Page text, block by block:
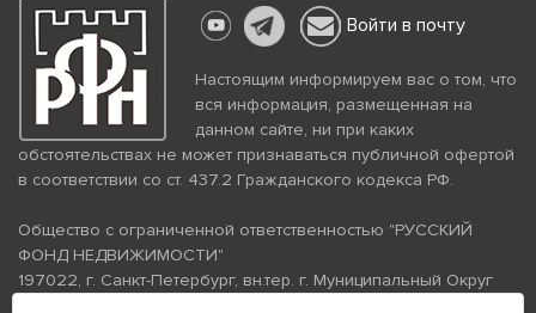
Войти в почту
Настоящим информируем вас о том, что
вся информация, размещенная на
данном сайте, ни при каких
обстоятельствах не может признаваться публичной офертой
в соответствии со ст. 437.2 Гражданского кодекса РФ.
Общество с ограниченной ответственностью "РУССКИЙ
ФОНД НЕДВИЖИМОСТИ"
197022, г. Санкт-Петербург, вн.тер. г. Муниципальный Округ